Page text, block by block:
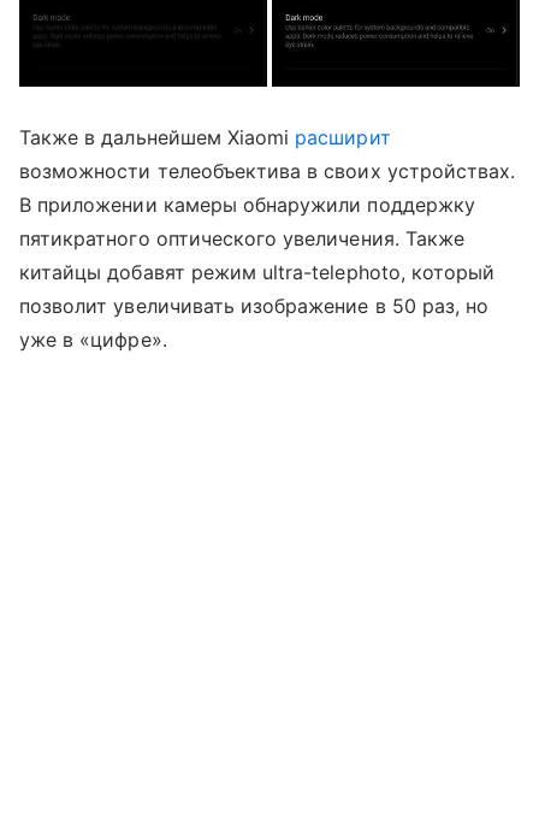
Также в дальнейшем Xiaomi расширит
возможности телеобъектива в своих устройствах.
В приложении камеры обнаружили поддержку
пятикратного оптического увеличения. Также
китайцы добавят режим ultra-telephoto, который
позволит увеличивать изображение в 50 раз, но
уже в «цифре».